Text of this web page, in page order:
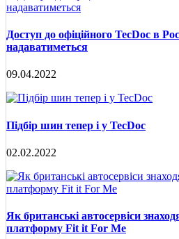
Доступ до офіційного TecDoc в
надаватиметься
09.04.2022
Підбір шин тепер і у TecDoc
02.02.2022
Як британські автосервіси
платформу Fit it For Me